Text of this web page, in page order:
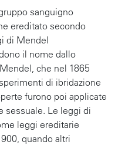
sanguigno
ereditato secondo
di Mendel
il nome dallo
che nel 1865
di ibridazione
furono poi applicate
sessuale. Le leggi di
leggi ereditarie
quando altri